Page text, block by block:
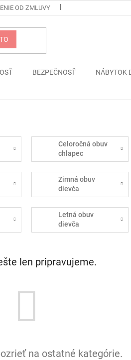
OD ZMLUVY
BEZPEČNOSŤ NÁBYTOK
Celoročná obuv
chlapec
Zimná obuv
dievča
Letná obuv
dievča
len pripravujeme.
na ostatné kategórie.